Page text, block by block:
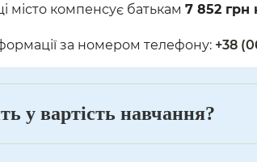
місто компенсує батькам 7 852 грн
за номером телефону: +38
у вартість навчання?